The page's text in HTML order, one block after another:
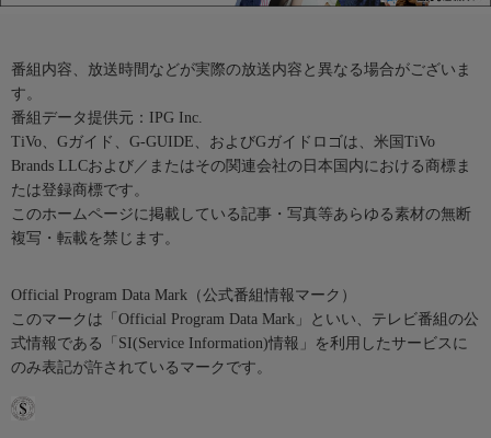
番組内容、放送時間などが実際の放送内容と異なる場合がございま
す。
番組データ提供元：IPG Inc.
TiVo、Gガイド、G-GUIDE、およびGガイドロゴは、米国TiVo
Brands LLCおよび／またはその関連会社の日本国内における商標ま
たは登録商標です。
このホームページに掲載している記事・写真等あらゆる素材の無断
複写・転載を禁じます。
Official Program Data Mark（公式番組情報マーク）
このマークは「Official Program Data Mark」といい、テレビ番組の公
式情報である「SI(Service Information)情報」を利用したサービスに
のみ表記が許されているマークです。